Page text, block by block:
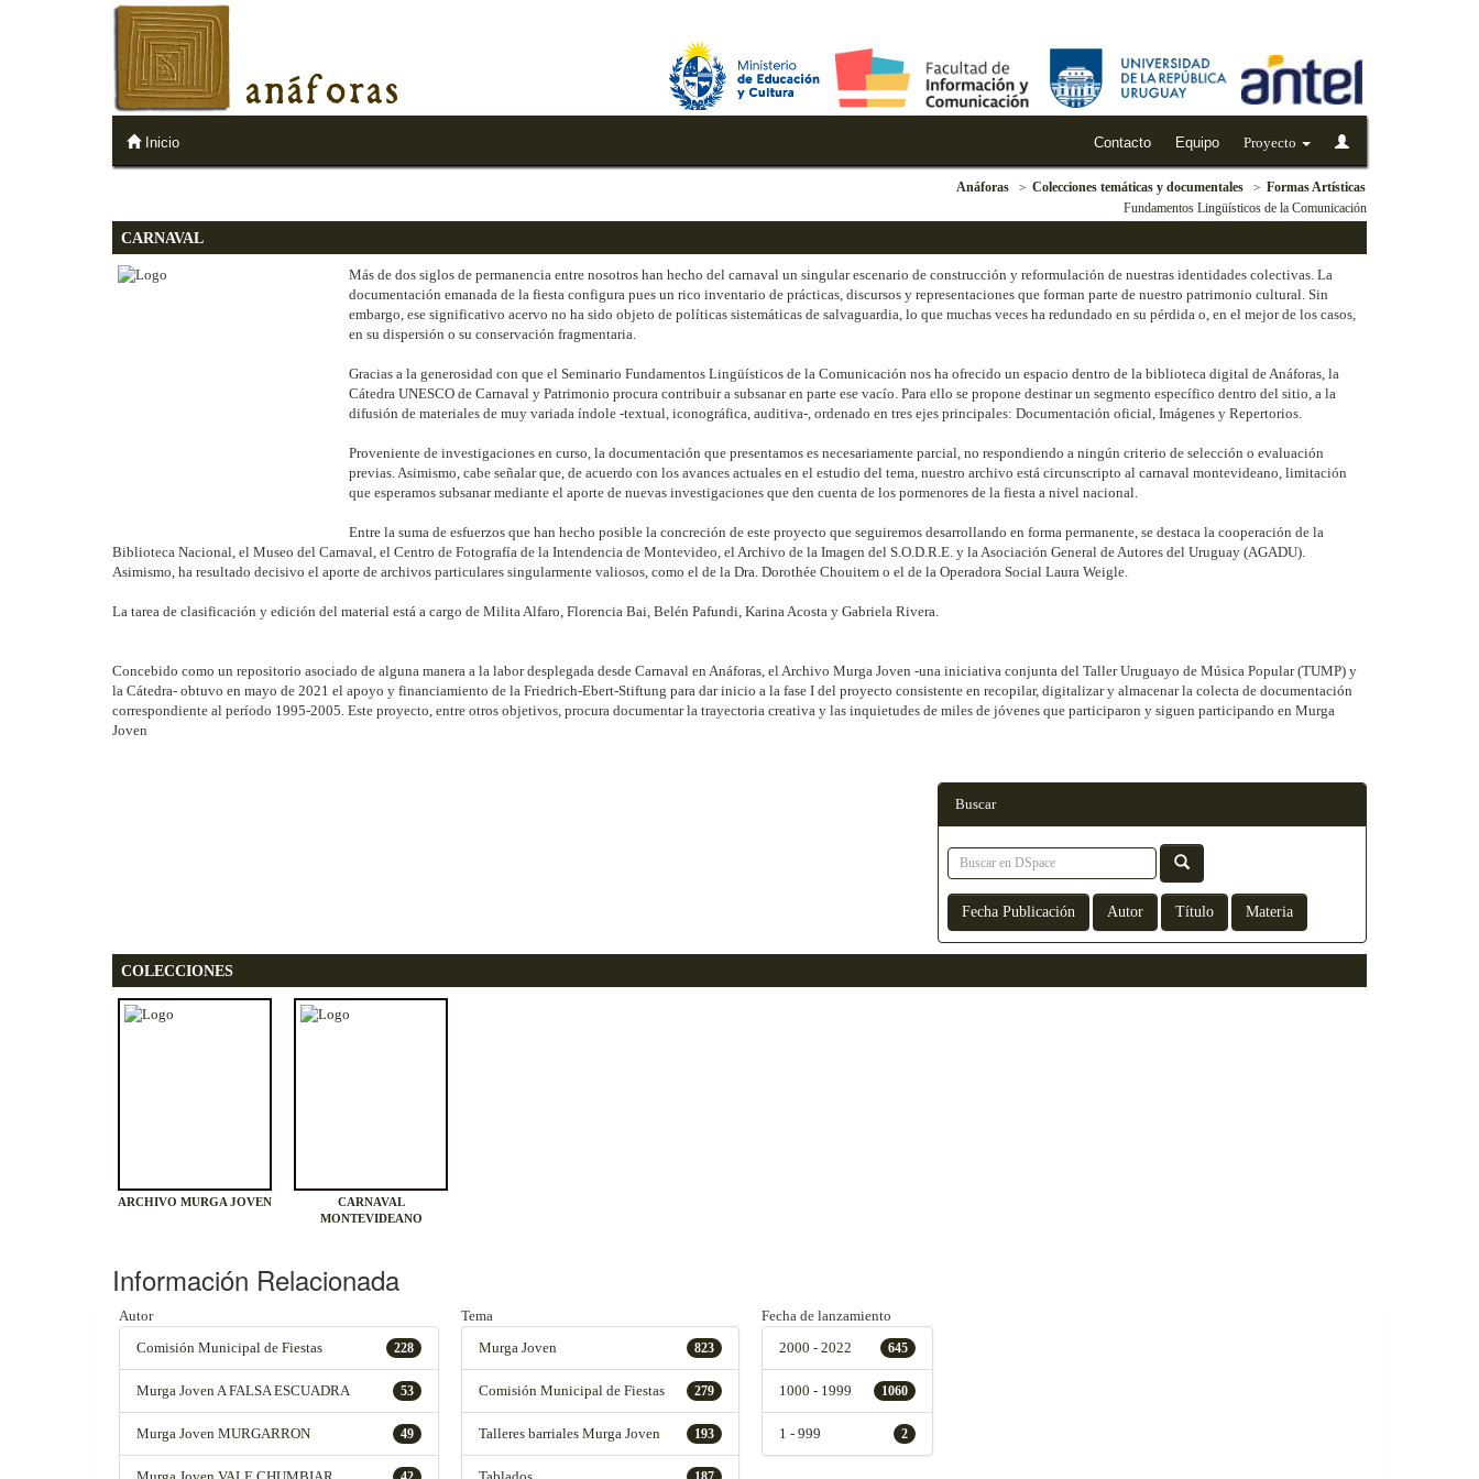
anáforas
Inicio Contacto Equipo Proyecto
Anáforas Colecciones temáticas y documentales
Formas Artísticas
Fundamentos Lingüísticos de la Comunicación
CARNAVAL
Más de dos siglos de permanencia entre nosotros han hecho del carnaval un singular escenario de construcción y reformulación de nuestras identidades colectivas. La
documentación emanada de la fiesta configura pues un rico inventario de prácticas, discursos y representaciones que forman parte de nuestro patrimonio cultural. Sin
embargo, ese significativo acervo no ha sido objeto de políticas sistemáticas de salvaguardia, lo que muchas veces ha redundado en su pérdida o, en el mejor de los casos,
en su dispersión o su conservación fragmentaria.
Gracias a la generosidad con que el Seminario Fundamentos Lingüísticos de la Comunicación nos ha ofrecido un espacio dentro de la biblioteca digital de Anáforas, la
Cátedra UNESCO de Carnaval y Patrimonio procura contribuir a subsanar en parte ese vacío. Para ello se propone destinar un segmento específico dentro del sitio, a la
difusión de materiales de muy variada índole -textual, iconográfica, auditiva-, ordenado en tres ejes principales: Documentación oficial, Imágenes y Repertorios.
Proveniente de investigaciones en curso, la documentación que presentamos es necesariamente parcial, no respondiendo a ningún criterio de selección o evaluación
previas. Asimismo, cabe señalar que, de acuerdo con los avances actuales en el estudio del tema, nuestro archivo está circunscripto al carnaval montevideano, limitación
que esperamos subsanar mediante el aporte de nuevas investigaciones que den cuenta de los pormenores de la fiesta a nivel nacional.
Entre la suma de esfuerzos que han hecho posible la concreción de este proyecto que seguiremos desarrollando en forma permanente, se destaca la cooperación de la
Biblioteca Nacional, el Museo del Carnaval, el Centro de Fotografía de la Intendencia de Montevideo, el Archivo de la Imagen del S.O.D.R.E. y la Asociación General de Autores del Uruguay (AGADU).
Asimismo, ha resultado decisivo el aporte de archivos particulares singularmente valiosos, como el de la Dra. Dorothée Chouitem o el de la Operadora Social Laura Weigle.
La tarea de clasificación y edición del material está a cargo de Milita Alfaro, Florencia Bai, Belén Pafundi, Karina Acosta y Gabriela Rivera.
Concebido como un repositorio asociado de alguna manera a la labor desplegada desde Carnaval en Anáforas, el Archivo Murga Joven -una iniciativa conjunta del Taller Uruguayo de Música Popular (TUMP) y
la Cátedra- obtuvo en mayo de 2021 el apoyo y financiamiento de la Friedrich-Ebert-Stiftung para dar inicio a la fase I del proyecto consistente en recopilar, digitalizar y almacenar la colecta de documentación
correspondiente al período 1995-2005. Este proyecto, entre otros objetivos, procura documentar la trayectoria creativa y las inquietudes de miles de jóvenes que participaron y siguen participando en Murga
Joven
Buscar
COLECCIONES
ARCHIVO MURGA JOVEN
CARNAVAL
MONTEVIDEANO
Información Relacionada
Autor
228
Comisión Municipal de Fiestas
53
Murga Joven A FALSA ESCUADRA
49
Murga Joven MURGARRON
Tema
823
Murga Joven
279
Comisión Municipal de Fiestas
193
Talleres barriales Murga Joven
Fecha de lanzamiento
645
2000 - 2022
1060
1000 - 1999
2
1 - 999